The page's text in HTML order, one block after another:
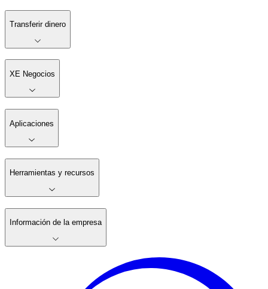
Transferir dinero
XE Negocios
Aplicaciones
Herramientas y recursos
Información de la empresa